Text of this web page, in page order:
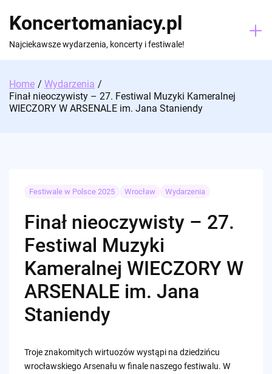
content
Koncertomaniacy.pl
Najciekawsze wydarzenia, koncerty i festiwale!
Home
Wydarzenia
Finał nieoczywisty – 27. Festiwal Muzyki Kameralnej
WIECZORY W ARSENALE im. Jana Staniendy
Festiwale w Polsce 2025 Wrocław Wydarzenia
Finał nieoczywisty – 27.
Festiwal Muzyki
Kameralnej WIECZORY W
ARSENALE im. Jana
Staniendy
Troje znakomitych wirtuozów wystąpi na dziedzińcu
wrocławskiego Arsenału w finale naszego festiwalu. W